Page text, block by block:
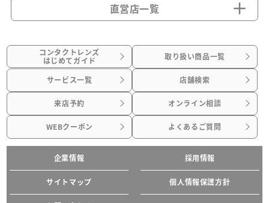
直営店一覧
コンタクトレンズ
はじめてガイド 取り扱い商品一覧
サービス一覧 店舗検索
来店予約 オンライン相談
WEBクーポン よくあるご質問
企業情報 採用情報
サイトマップ 個人情報保護方針